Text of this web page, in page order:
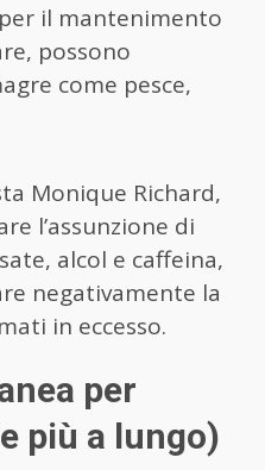
il mantenimento
possono
come pesce,
Monique Richard,
l’assunzione di
alcol e caffeina,
negativamente la
in eccesso.
per
più a lungo)